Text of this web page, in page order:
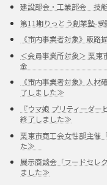
建設部会・工業部会 技
第11期りっとう創業塾-
《市内事業者対象》販路
＜会員事業所対象＞ 栗東
《市内事業者対象》人
了しました≫
『ウマ娘 プリティーダ
終了しました≫
栗東市商工会女性部主催
た≫
展示商談会「フードセ
ました≫